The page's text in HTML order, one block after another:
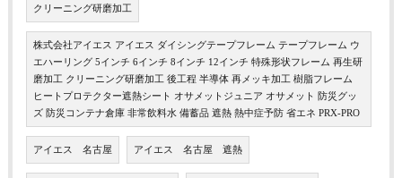
クリーニング研磨加工
株式会社アイエス アイエス ダイシングテープフレーム テープフレーム ウ
エハーリング 5インチ 6インチ 8インチ 12インチ 特殊形状フレーム 再生研
磨加工 クリーニング研磨加工 後工程 半導体 再メッキ加工 樹脂フレーム
ヒートプロテクター遮熱シート オサメットジュニア オサメット 防災グッ
ズ 防災コンテナ倉庫 非常飲料水 備蓄品 遮熱 熱中症予防 省エネ PRX-PRO
アイエス 名古屋 アイエス 名古屋 遮熱